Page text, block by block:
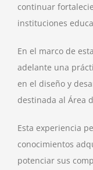
continuar
instituciones
En el marco de
adelante una
en el diseño y
destinada al Área
Esta experiencia
conocimientos
potenciar sus